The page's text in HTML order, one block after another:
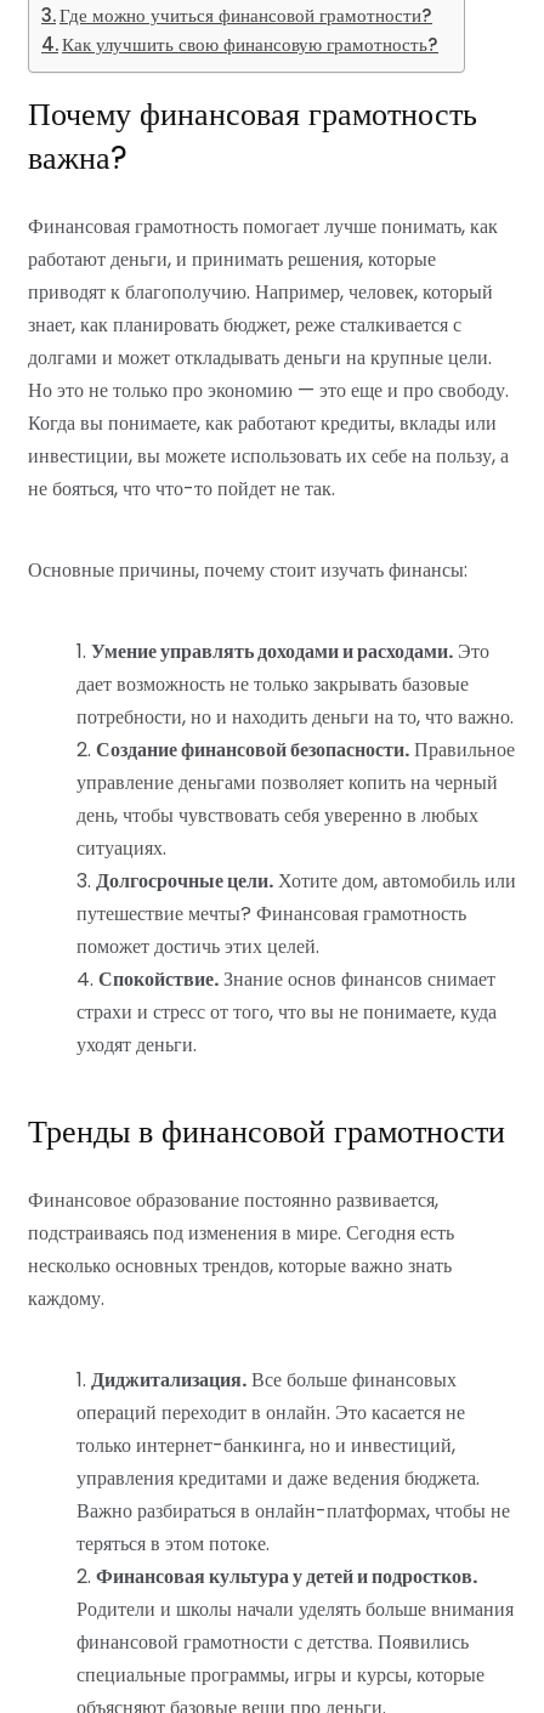
Где можно учиться финансовой грамотности?
Как улучшить свою финансовую грамотность?
Почему финансовая грамотность
важна?
Финансовая грамотность помогает лучше понимать, как
работают деньги, и принимать решения, которые
приводят к благополучию. Например, человек, который
знает, как планировать бюджет, реже сталкивается с
долгами и может откладывать деньги на крупные цели.
Но это не только про экономию — это еще и про свободу.
Когда вы понимаете, как работают кредиты, вклады или
инвестиции, вы можете использовать их себе на пользу, а
не бояться, что что-то пойдет не так.
Основные причины, почему стоит изучать финансы:
Умение управлять доходами и расходами. Это
дает возможность не только закрывать базовые
потребности, но и находить деньги на то, что важно.
Создание финансовой безопасности.Правильное
управление деньгами позволяет копить на черный
день, чтобы чувствовать себя уверенно в любых
ситуациях.
Долгосрочные цели.Хотите дом, автомобиль или
путешествие мечты? Финансовая грамотность
поможет достичь этих целей.
Спокойствие.Знание основ финансов снимает
страхи и стресс от того, что вы не понимаете, куда
уходят деньги.
Тренды в финансовой грамотности
Финансовое образование постоянно развивается,
подстраиваясь под изменения в мире. Сегодня есть
несколько основных трендов, которые важно знать
каждому.
Диджитализация.Все больше финансовых
операций переходит в онлайн. Это касается не
только интернет-банкинга, но и инвестиций,
управления кредитами и даже ведения бюджета.
Важно разбираться в онлайн-платформах, чтобы не
теряться в этом потоке.
Финансовая культура у детей и подростков.
Родители и школы начали уделять больше внимания
финансовой грамотности с детства. Появились
специальные программы, игры и курсы, которые